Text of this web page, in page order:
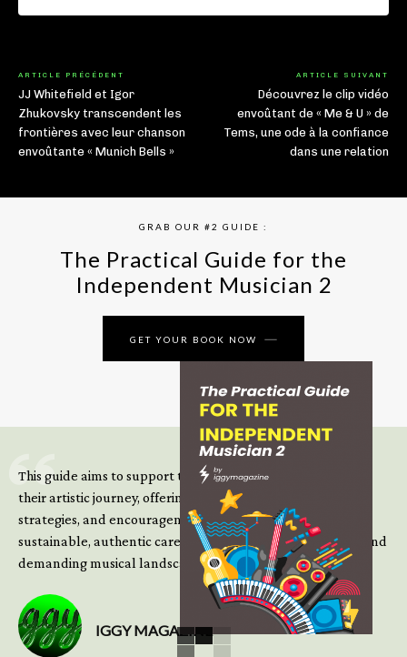
ARTICLE PRÉCÉDENT
JJ Whitefield et Igor
Zhukovsky transcendent les
frontières avec leur chanson
envoûtante « Munich Bells »
ARTICLE SUIVANT
Découvrez le clip vidéo
envoûtant de « Me & U » de
Tems, une ode à la confiance
dans une relation
GRAB OUR #2 GUIDE :
The Practical Guide for the
Independent Musician 2
GET YOUR BOOK NOW
This guide aims to support those climbing the next steps of
their artistic journey, offering practical insight, updated
strategies, and encouragement to continue building
sustainable, authentic careers in an increasingly complex and
demanding musical landscape.
IGGY MAGAZINE